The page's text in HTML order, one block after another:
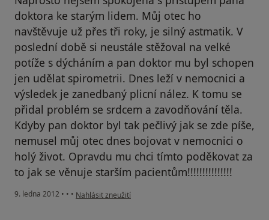
doktora ke starým lidem. Můj otec ho
navštěvuje už přes tři roky, je silný astmatik. V
poslední době si neustále stěžoval na velké
potíže s dýcháním a pan doktor mu byl schopen
jen udělat spirometrii. Dnes leží v nemocnici a
výsledek je zanedbaný plicní nález. K tomu se
přidal problém se srdcem a zavodňování těla.
Kdyby pan doktor byl tak pečlivý jak se zde píše,
nemusel můj otec dnes bojovat v nemocnici o
holý život. Opravdu mu chci tímto poděkovat za
to jak se věnuje starším pacientům!!!!!!!!!!!!!!!
9. ledna 2012 • • • podle názoru uživatele Váš účet byl odstraněn
Nahlásit zneužití